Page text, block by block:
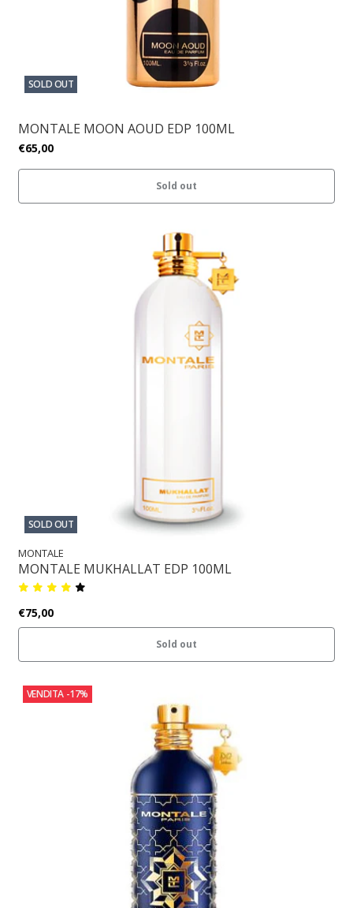
SOLD OUT
MONTALE MOON AOUD EDP 100ML
€65,00
Sold out
SOLD OUT
MONTALE
MONTALE MUKHALLAT EDP 100ML
€75,00
Sold out
VENDITA -17%